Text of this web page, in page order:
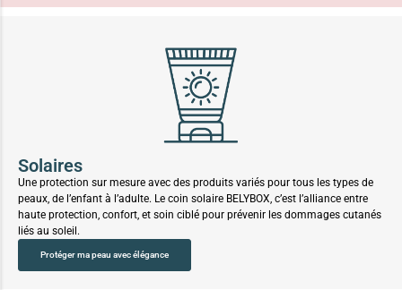
Solaires
Une protection sur mesure avec des produits variés pour tous les types de
peaux, de l’enfant à l’adulte. Le coin solaire BELYBOX, c’est l’alliance entre
haute protection, confort, et soin ciblé pour prévenir les dommages cutanés
liés au soleil.
Protéger ma peau avec élégance